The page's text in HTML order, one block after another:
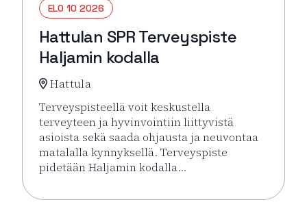
ELO 10 2026
Hattulan SPR Terveyspiste
Haljamin kodalla
Hattula
Terveyspisteellä voit keskustella
terveyteen ja hyvinvointiin liittyvistä
asioista sekä saada ohjausta ja neuvontaa
matalalla kynnyksellä. Terveyspiste
pidetään Haljamin kodalla…
Lue lisää tapahtumasta Hattulan SPR Terveyspiste